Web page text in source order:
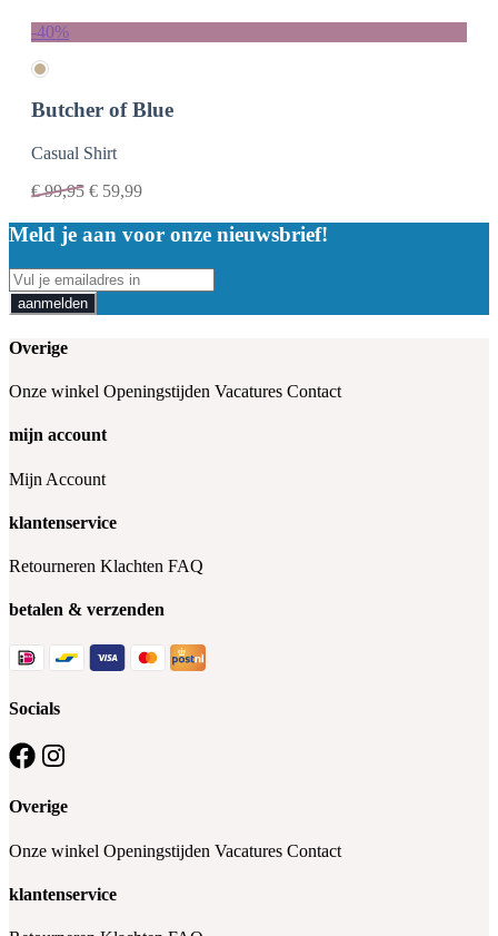
-40%
Butcher of Blue
Casual Shirt
€99,95 € 59,99
Meld je aan voor onze nieuwsbrief!
aanmelden
Overige
Onze winkel Openingstijden Vacatures Contact
mijn account
Mijn Account
klantenservice
Retourneren Klachten FAQ
betalen & verzenden
Socials
Overige
Onze winkel Openingstijden Vacatures Contact
klantenservice